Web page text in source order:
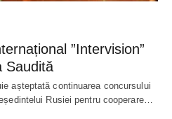
”Intervision”
Saudită
așteptată continuarea concursului
Rusiei pentru cooperare…